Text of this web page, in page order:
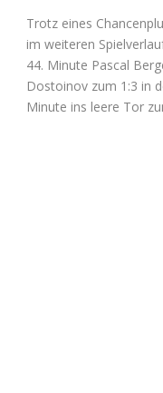
Trotz eines
im weiteren
44. Minute Pascal
Dostoinov zum 1:3 in
Minute ins leere Tor